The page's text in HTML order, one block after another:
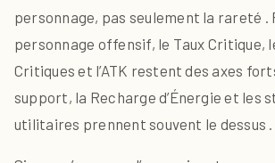
personnage, pas seulement la rareté .
personnage offensif, le Taux Critique,
Critiques et l’ATK restent des axes
support, la Recharge d’Énergie et les
utilitaires prennent souvent le dessus .